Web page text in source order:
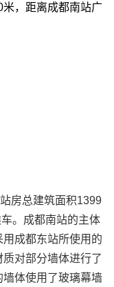
，距离成都南站广
房总建筑面积1399
。成都南站的主体
成都东站所使用的
对部分墙体进行了
体使用了玻璃幕墙